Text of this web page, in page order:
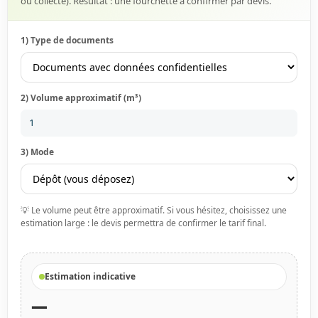
1) Type de documents
2) Volume approximatif (m³)
3) Mode
💡 Le volume peut être approximatif. Si vous hésitez, choisissez une
estimation large : le devis permettra de confirmer le tarif final.
Estimation indicative
—